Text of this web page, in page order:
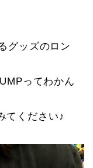
グッズのロン
ってわかん
てください♪